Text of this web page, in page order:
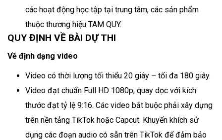
các hoạt động học tập tại trung tâm, các sản phẩm
thuộc thương hiệu TAM QUY.
QUY ĐỊNH VỀ BÀI DỰ THI
Về định dạng video
Video có thời lượng tối thiểu 20 giây – tối đa 180 giây.
Video đạt chuẩn Full HD 1080p, quay dọc với kích
thước đạt tỷ lệ 9:16. Các video bắt buộc phải xây dựng
trên nền tảng TikTok hoặc Capcut. Khuyến khích sử
dụng các đoạn audio có sẵn trên TikTok để đảm bảo